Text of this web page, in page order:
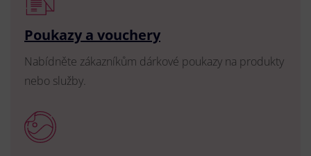
Poukazy a vouchery
Nabídněte zákazníkům dárkové poukazy na produkty
nebo služby.